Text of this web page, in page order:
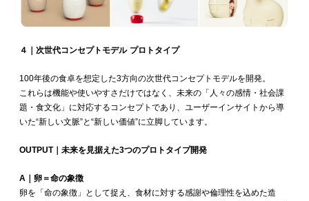
４｜次世代コンセプトモデル プロトタイプ
100年後の食卓を想定した3方向の次世代コンセプトモデルを開発。
これらは機能や使いやすさだけではなく、未来の「人々の感情・社会課
題・食文化」に対応するコンセプトであり、ユーザーインサイトから導
いた“新しい文脈”と“新しい価値”に立脚しています。
OUTPUT｜未来を見据えた3つのプロトタイプ開発
A｜卵＝命の象徴
卵を「命の象徴」として捉え、食材に対する感謝や倫理性を込めた造